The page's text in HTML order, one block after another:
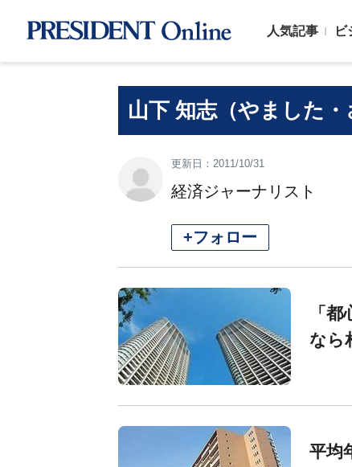
人気記事 ビ
山下 知志（やました・
更新日：2011/10/31
経済ジャーナリスト
+フォロー
「
なら
平均